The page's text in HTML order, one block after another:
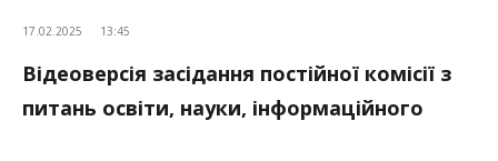
17.02.2025 13:45
Відеоверсія засідання постійної комісії з
питань освіти, науки, інформаційного